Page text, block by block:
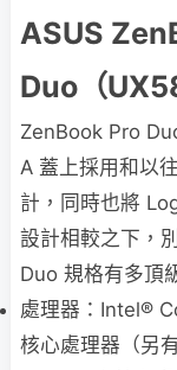
ASUS
Duo（
ZenBook Pro
A 蓋上採用和以
計，同時也將
設計相較之下，
Duo 規格有多頂
處理器：Intel®
核心處理器（另